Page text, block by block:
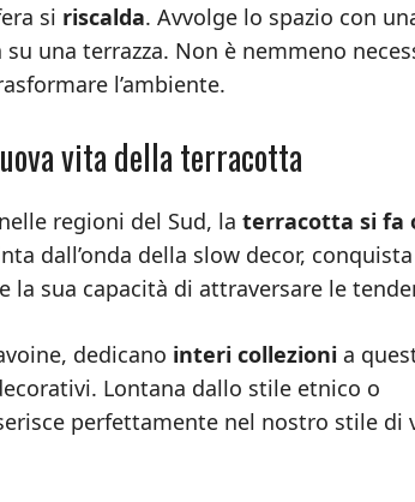
si riscalda. Avvolge lo spazio con
una terrazza. Non è nemmeno
l’ambiente.
vita della terracotta
regioni del Sud, la terracotta si fa
dall’onda della slow decor,
la sua capacità di attraversare le
dedicano interi collezioni a
Lontana dallo stile etnico o
perfettamente nel nostro stile di